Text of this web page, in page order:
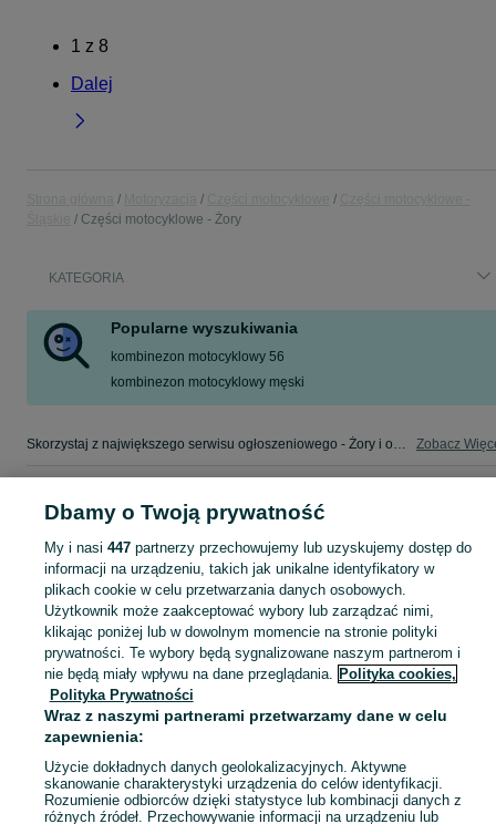
1 z 8
Dalej
Części motocyklowe - Żory
KATEGORIA
Popularne wyszukiwania
kombinezon motocyklowy 56
kombinezon motocyklowy męski
Skorzystaj z największego serwisu ogłoszeniowego - Żory i okolice! - kupuj lub sprzedawaj jeszcze wygodniej w kategorii Części motocyklowe! Zobacz
Mapa miejscowości
Mapa ministron
Popularne wyszukiwania
Dbamy o Twoją prywatność
My i nasi 447partnerzy przechowujemy lub uzyskujemy dostęp do
informacji na urządzeniu, takich jak unikalne identyfikatory w
plikach cookie w celu przetwarzania danych osobowych.
Użytkownik może zaakceptować wybory lub zarządzać nimi,
klikając poniżej lub w dowolnym momencie na stronie polityki
prywatności. Te wybory będą sygnalizowane naszym partnerom i
nie będą miały wpływu na dane przeglądania. Polityka cookies,
Polityka Prywatności
Wraz z naszymi partnerami przetwarzamy dane w celu
zapewnienia:
Użycie dokładnych danych geolokalizacyjnych. Aktywne
skanowanie charakterystyki urządzenia do celów identyfikacji.
Rozumienie odbiorców dzięki statystyce lub kombinacji danych z
różnych źródeł. Przechowywanie informacji na urządzeniu lub